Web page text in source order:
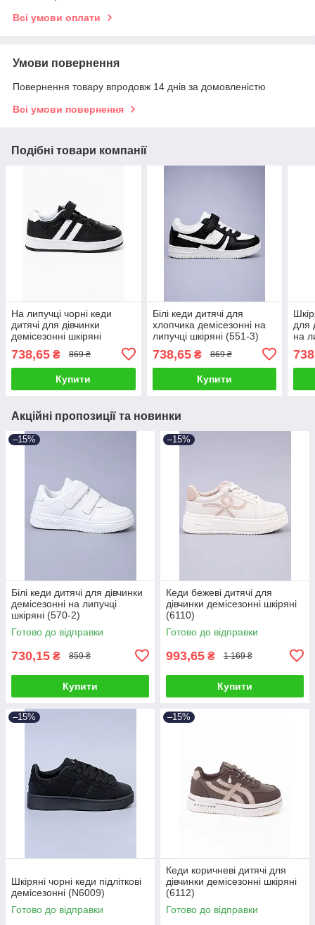
Всі умови оплати
Умови повернення
Повернення товару впродовж 14 днів за домовленістю
Всі умови повернення
Подібні товари компанії
На липучці чорні кеди
дитячі для дівчинки
демісезонні шкіряні
738,65 ₴ 869 ₴
Купити
Білі кеди дитячі для
хлопчика демісезонні на
липучці шкіряні (551-3)
738,65₴ 869 ₴
Купити
для
на
Акційні пропозиції та новинки
–15%
Білі кеди дитячі для дівчинки
демісезонні на липучці
шкіряні (570-2)
Готово до відправки
730,15 ₴ 859 ₴
Купити
–15%
Кеди бежеві дитячі для
дівчинки демісезонні шкіряні
(6110)
Готово до відправки
993,65 ₴ 1 169 ₴
Купити
–15%
Шкіряні чорні кеди підліткові
демісезонні (N6009)
Готово до відправки
–15%
Кеди коричневі дитячі для
дівчинки демісезонні шкіряні
(6112)
Готово до відправки